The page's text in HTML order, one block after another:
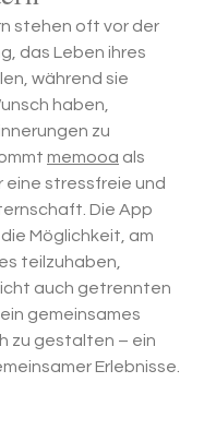
stehen oft vor der
das Leben ihres
während sie
haben,
zu
memooa als
stressfreie und
Die App
Möglichkeit, am
teilzuhaben,
auch getrennten
gemeinsames
zu gestalten – ein
Erlebnisse.